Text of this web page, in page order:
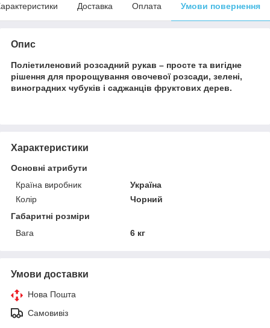
Доставка Оплата Умови повернення
Опис
Поліетиленовий розсадний рукав – просте та вигідне
рішення для пророщування овочевої розсади, зелені,
виноградних чубуків і саджанців фруктових дерев.
Характеристики
Основні атрибути
Країна виробник
Україна
Колір
Чорний
Габаритні розміри
Вага
6 кг
Умови доставки
Нова Пошта
Самовивіз